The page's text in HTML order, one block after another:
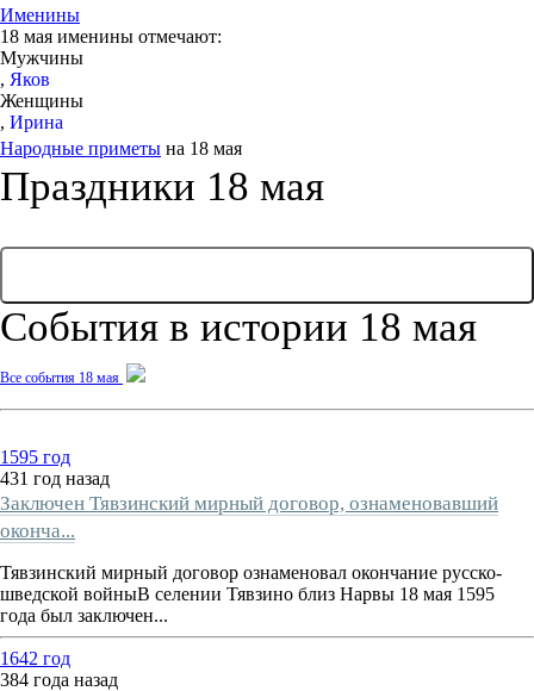
Именины
18 мая именины отмечают:
Мужчины
, Яков
Женщины
, Ирина
Народные приметы на 18 мая
Праздники 18 мая
События в истории 18 мая
Все события 18 мая
1595 год
431 год назад
Заключен Тявзинский мирный договор, ознаменовавший
оконча...
Тявзинский мирный договор ознаменовал окончание русско-
шведской войныВ селении Тявзино близ Нарвы 18 мая 1595
года был заключен...
1642 год
384 года назад